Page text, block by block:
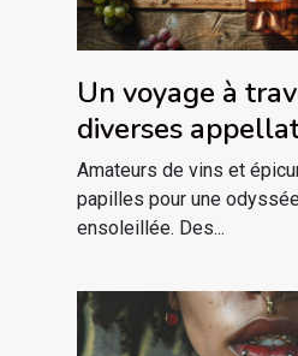
Un voyage à
diverses
vinicoles du
Amateurs de vins et
papilles pour une
ensoleillée. Des...